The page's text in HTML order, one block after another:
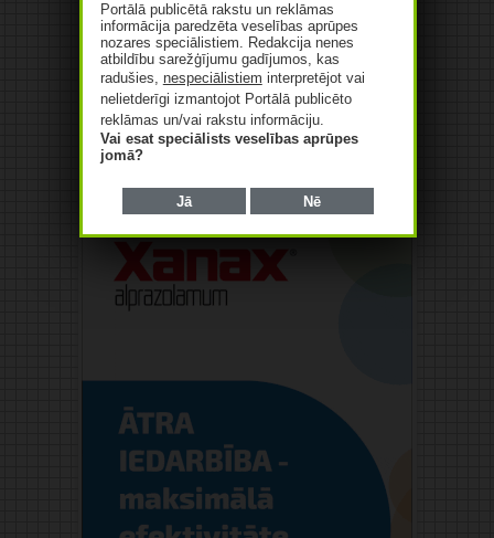
Reklāma
Portālā publicētā rakstu un reklāmas
informācija paredzēta veselības aprūpes
nozares speciālistiem. Redakcija nenes
atbildību sarežģījumu gadījumos, kas
radušies, nespeciālistiem interpretējot vai
nelietderīgi izmantojot Portālā publicēto
reklāmas un/vai rakstu informāciju.
Vai esat speciālists veselības aprūpes
jomā?
Jā Nē